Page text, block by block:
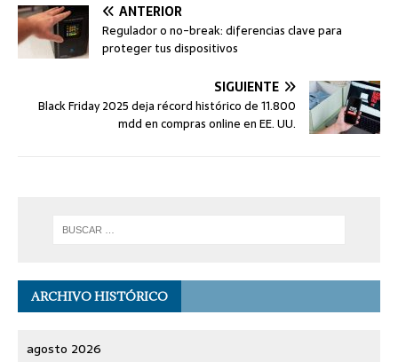
ANTERIOR
Regulador o no-break: diferencias clave para
proteger tus dispositivos
SIGUIENTE
Black Friday 2025 deja récord histórico de 11.800
mdd en compras online en EE. UU.
ARCHIVO HISTÓRICO
agosto 2026